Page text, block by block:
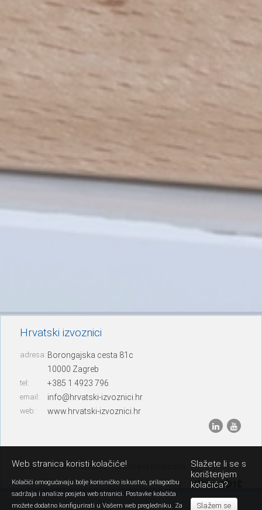
Hrvatski izvoznici
adresa: Borongajska cesta 81c
10000 Zagreb
tel: +385 1 4923 796
email: info@hrvatski-izvoznici.hr
web: www.hrvatski-izvoznici.hr
© 2013. Hrvatski izvoznici – sva prava pridržana
razvoj:
Web stranica koristi kolačiće!
Kolačići omogućavaju bolje korisničko iskustvo, prilagodbu
sadržaja i analize posjeta web stranici. Postavke kolačića
možete dodatno konfigurirati u Vašem web pregledniku. Za
Slažete li se s
korištenjem
kolačića?
Slažem se